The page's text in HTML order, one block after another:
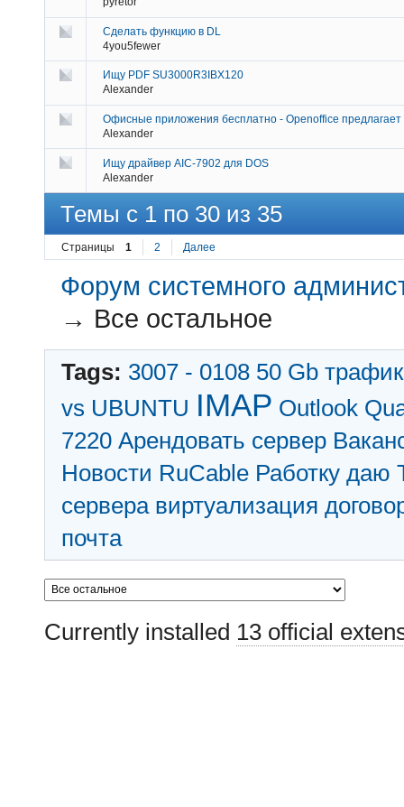
Сделать функцию в DL
4you5fewer
Ищу PDF SU3000R3IBX120
Alexander
Офисные приложения бесплатно - Openoffice
Alexander
Ищу драйвер AIC-7902 для DOS
Alexander
Темы с 1 по 30 из 35
Страницы 1 2 Далее
Форум системного
→ Все остальное
Tags: 3007 - 0108 50 Gb
vs UBUNTU IMAP Outlook
7220 Арендовать сервер
Новости RuCable Работку даю
сервера виртуализация
почта
Currently installed 13 official